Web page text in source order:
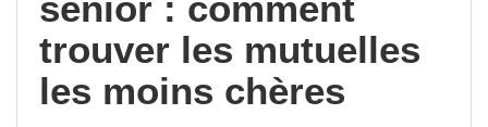
trouver les mutuelles
les moins chères